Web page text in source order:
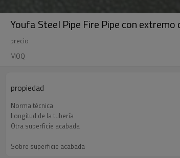
Youfa Steel Pipe Fire Pipe con
precio
MOQ
propiedad
Norma técnica
Longitud de la tubería
Otra superficie acabada
Sobre superficie acabada